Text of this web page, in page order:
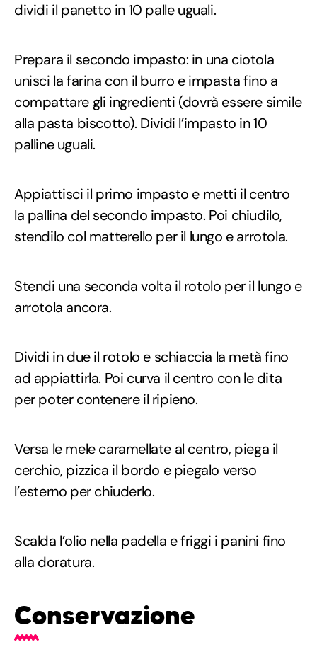
dividi il panetto in 10 palle uguali.
Prepara il secondo impasto: in una ciotola
unisci la farina con il burro e impasta fino a
compattare gli ingredienti (dovrà essere simile
alla pasta biscotto). Dividi l’impasto in 10
palline uguali.
Appiattisci il primo impasto e metti il centro
la pallina del secondo impasto. Poi chiudilo,
stendilo col matterello per il lungo e arrotola.
Stendi una seconda volta il rotolo per il lungo e
arrotola ancora.
Dividi in due il rotolo e schiaccia la metà fino
ad appiattirla. Poi curva il centro con le dita
per poter contenere il ripieno.
Versa le mele caramellate al centro, piega il
cerchio, pizzica il bordo e piegalo verso
l’esterno per chiuderlo.
Scalda l’olio nella padella e friggi i panini fino
alla doratura.
Conservazione